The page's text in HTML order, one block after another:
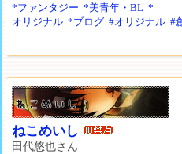
*ファンタジー *美青年・BL *
オリジナル *ブログ #オリジナル #
ねこめいし
田代悠也さん